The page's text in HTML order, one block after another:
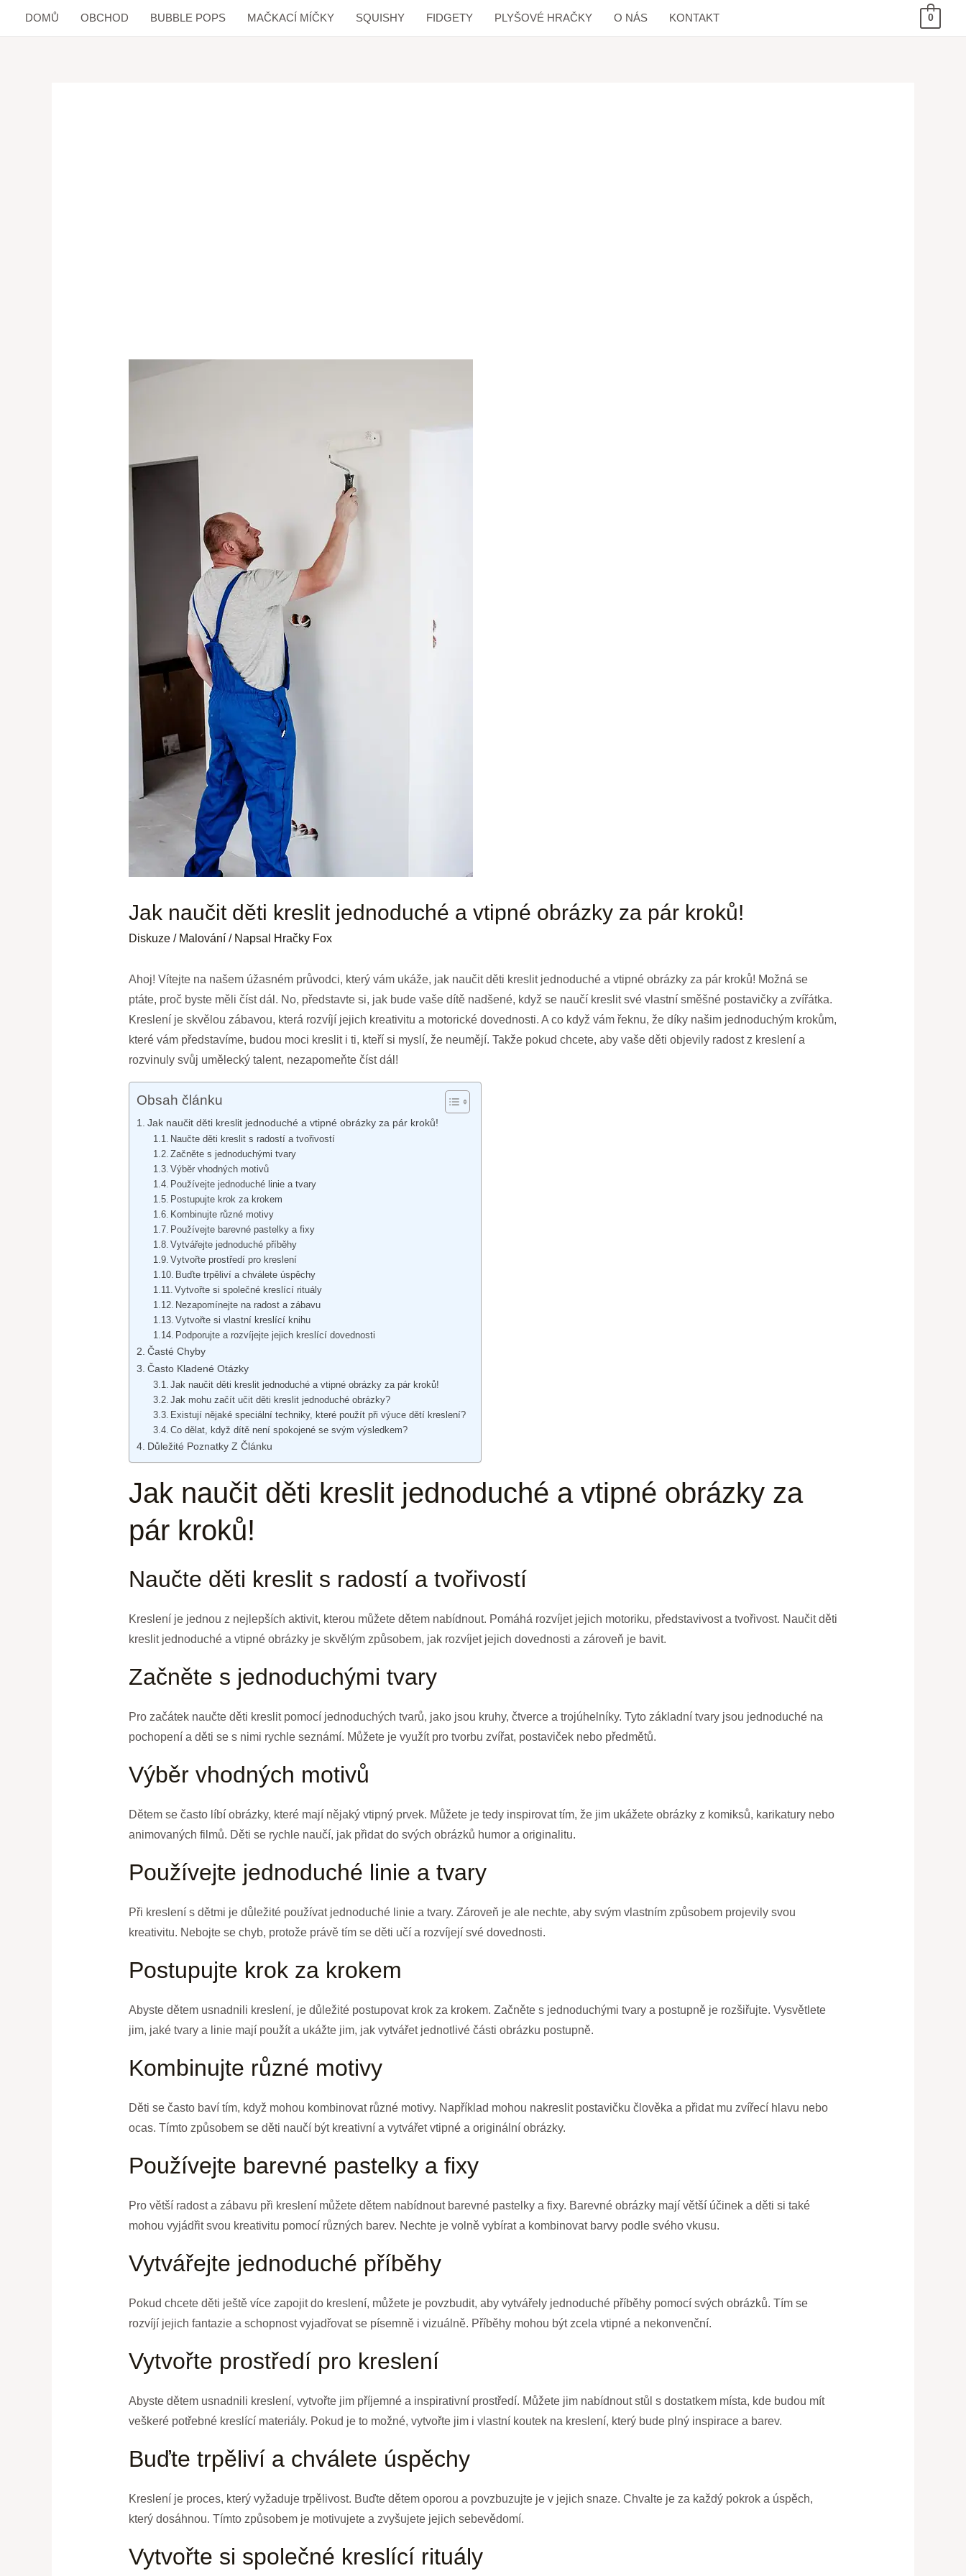
DOMŮ OBCHOD BUBBLE POPS MAČKACÍ MÍČKY SQUISHY FIDGETY PLYŠOVÉ HRAČKY O NÁS KONTAKT 0
Jak naučit děti kreslit jednoduché a vtipné obrázky za pár kroků!
Diskuze / Malování/ Napsal Hračky Fox
Ahoj! Vítejte na našem úžasném průvodci, který vám ukáže, jak naučit děti kreslit jednoduché a vtipné obrázky za pár kroků! Možná se
ptáte, proč byste měli číst dál. No, představte si, jak bude vaše dítě nadšené, když se naučí kreslit své vlastní směšné postavičky a zvířátka.
Kreslení je skvělou zábavou, která rozvíjí jejich kreativitu a motorické dovednosti. A co když vám řeknu, že díky našim jednoduchým krokům,
které vám představíme, budou moci kreslit i ti, kteří si myslí, že neumějí. Takže pokud chcete, aby vaše děti objevily radost z kreslení a
rozvinuly svůj umělecký talent, nezapomeňte číst dál!
Obsah článku
Jak naučit děti kreslit jednoduché a vtipné obrázky za pár kroků!
Naučte děti kreslit s radostí a tvořivostí
Začněte s jednoduchými tvary
Výběr vhodných motivů
Používejte jednoduché linie a tvary
Postupujte krok za krokem
Kombinujte různé motivy
Používejte barevné pastelky a fixy
Vytvářejte jednoduché příběhy
Vytvořte prostředí pro kreslení
Buďte trpěliví a chválete úspěchy
Vytvořte si společné kreslící rituály
Nezapomínejte na radost a zábavu
Vytvořte si vlastní kreslící knihu
Podporujte a rozvíjejte jejich kreslící dovednosti
Časté Chyby
Často Kladené Otázky
Jak naučit děti kreslit jednoduché a vtipné obrázky za pár kroků!
Jak mohu začít učit děti kreslit jednoduché obrázky?
Existují nějaké speciální techniky, které použít při výuce dětí kreslení?
Co dělat, když dítě není spokojené se svým výsledkem?
Důležité Poznatky Z Článku
Jak naučit děti kreslit jednoduché a vtipné obrázky za
pár kroků!
Naučte děti kreslit s radostí a tvořivostí
Kreslení je jednou z nejlepších aktivit, kterou můžete dětem nabídnout. Pomáhá rozvíjet jejich motoriku, představivost a tvořivost. Naučit děti
kreslit jednoduché a vtipné obrázky je skvělým způsobem, jak rozvíjet jejich dovednosti a zároveň je bavit.
Začněte s jednoduchými tvary
Pro začátek naučte děti kreslit pomocí jednoduchých tvarů, jako jsou kruhy, čtverce a trojúhelníky. Tyto základní tvary jsou jednoduché na
pochopení a děti se s nimi rychle seznámí. Můžete je využít pro tvorbu zvířat, postaviček nebo předmětů.
Výběr vhodných motivů
Dětem se často líbí obrázky, které mají nějaký vtipný prvek. Můžete je tedy inspirovat tím, že jim ukážete obrázky z komiksů, karikatury nebo
animovaných filmů. Děti se rychle naučí, jak přidat do svých obrázků humor a originalitu.
Používejte jednoduché linie a tvary
Při kreslení s dětmi je důležité používat jednoduché linie a tvary. Zároveň je ale nechte, aby svým vlastním způsobem projevily svou
kreativitu. Nebojte se chyb, protože právě tím se děti učí a rozvíjejí své dovednosti.
Postupujte krok za krokem
Abyste dětem usnadnili kreslení, je důležité postupovat krok za krokem. Začněte s jednoduchými tvary a postupně je rozšiřujte. Vysvětlete
jim, jaké tvary a linie mají použít a ukážte jim, jak vytvářet jednotlivé části obrázku postupně.
Kombinujte různé motivy
Děti se často baví tím, když mohou kombinovat různé motivy. Například mohou nakreslit postavičku člověka a přidat mu zvířecí hlavu nebo
ocas. Tímto způsobem se děti naučí být kreativní a vytvářet vtipné a originální obrázky.
Používejte barevné pastelky a fixy
Pro větší radost a zábavu při kreslení můžete dětem nabídnout barevné pastelky a fixy. Barevné obrázky mají větší účinek a děti si také
mohou vyjádřit svou kreativitu pomocí různých barev. Nechte je volně vybírat a kombinovat barvy podle svého vkusu.
Vytvářejte jednoduché příběhy
Pokud chcete děti ještě více zapojit do kreslení, můžete je povzbudit, aby vytvářely jednoduché příběhy pomocí svých obrázků. Tím se
rozvíjí jejich fantazie a schopnost vyjadřovat se písemně i vizuálně. Příběhy mohou být zcela vtipné a nekonvenční.
Vytvořte prostředí pro kreslení
Abyste dětem usnadnili kreslení, vytvořte jim příjemné a inspirativní prostředí. Můžete jim nabídnout stůl s dostatkem místa, kde budou mít
veškeré potřebné kreslící materiály. Pokud je to možné, vytvořte jim i vlastní koutek na kreslení, který bude plný inspirace a barev.
Buďte trpěliví a chválete úspěchy
Kreslení je proces, který vyžaduje trpělivost. Buďte dětem oporou a povzbuzujte je v jejich snaze. Chvalte je za každý pokrok a úspěch,
který dosáhnou. Tímto způsobem je motivujete a zvyšujete jejich sebevědomí.
Vytvořte si společné kreslící rituály